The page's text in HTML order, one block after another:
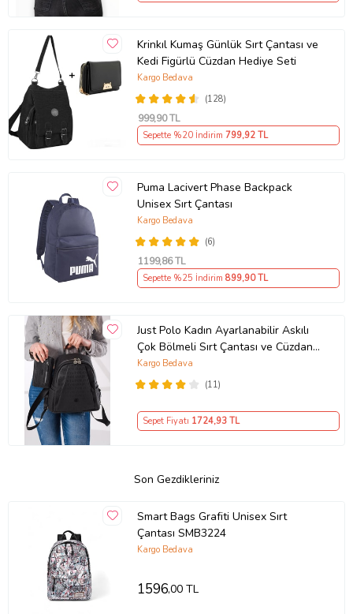
Krinkıl Kumaş Günlük Sırt Çantası ve
Kedi Figürlü Cüzdan Hediye Seti
(128)
Kargo Bedava
999,90 TL
Sepette %20 İndirim 799,92 TL
Puma Lacivert Phase Backpack
Unisex Sırt Çantası
(6)
Kargo Bedava
1199,86 TL
Sepette %25 İndirim 899,90 TL
Just Polo Kadın Ayarlanabilir Askılı
Çok Bölmeli Sırt Çantası ve Cüzdan
Kombini PBU4040-1006 (Siyah)
(11)
Kargo Bedava
Sepet Fiyatı 1724,93 TL
Son Gezdikleriniz
Smart Bags Grafiti Unisex Sırt
Çantası SMB3224
Kargo Bedava
1596,00 TL